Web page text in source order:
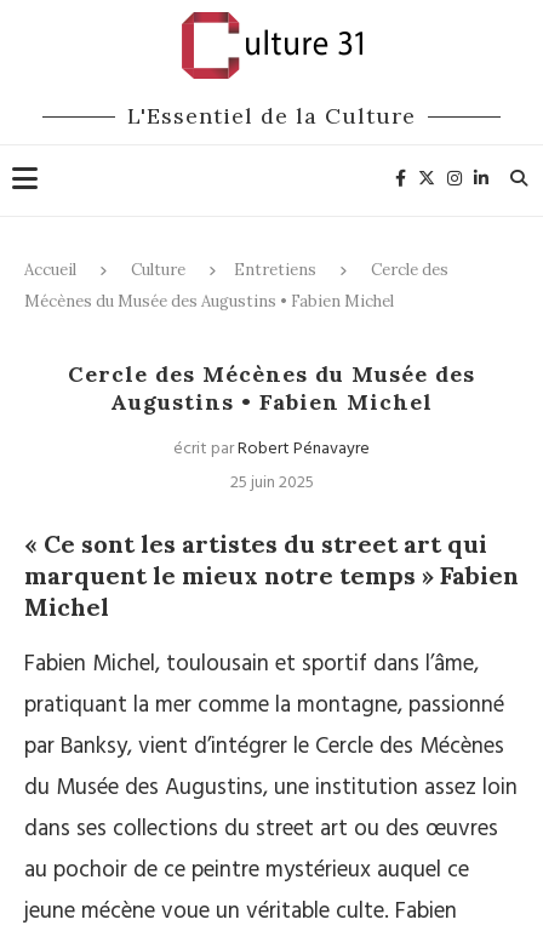
L'Essentiel de la Culture
Accueil Culture Entretiens
Cercle des
Mécènes du Musée des Augustins • Fabien Michel
Entretiens
Cercle des Mécènes du Musée des
Augustins • Fabien Michel
écrit parRobert Pénavayre
25 juin 2025
« Ce sont les artistes du street art qui
marquent le mieux notre temps » Fabien
Michel
Fabien Michel, toulousain et sportif dans l’âme,
pratiquant la mer comme la montagne, passionné
par Banksy, vient d’intégrer le Cercle des Mécènes
du Musée des Augustins, une institution assez loin
dans ses collections du street art ou des œuvres
au pochoir de ce peintre mystérieux auquel ce
jeune mécène voue un véritable culte. Fabien